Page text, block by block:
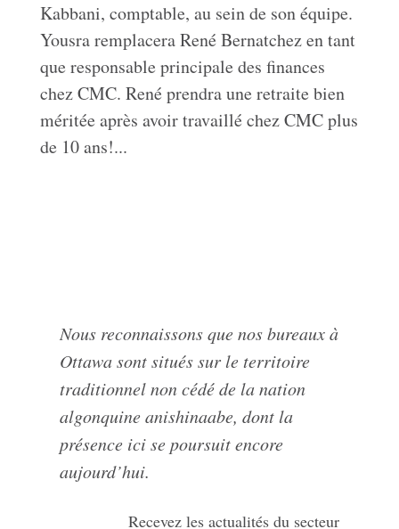
Kabbani, comptable, au sein de son équipe.
Yousra remplacera René Bernatchez en tant
que responsable principale des finances
chez CMC. René prendra une retraite bien
méritée après avoir travaillé chez CMC plus
de 10 ans!...
Nous reconnaissons que nos bureaux à
Ottawa sont situés sur le territoire
traditionnel non cédé de la nation
algonquine anishinaabe, dont la
présence ici se poursuit encore
aujourd’hui.
Recevez les actualités du secteur